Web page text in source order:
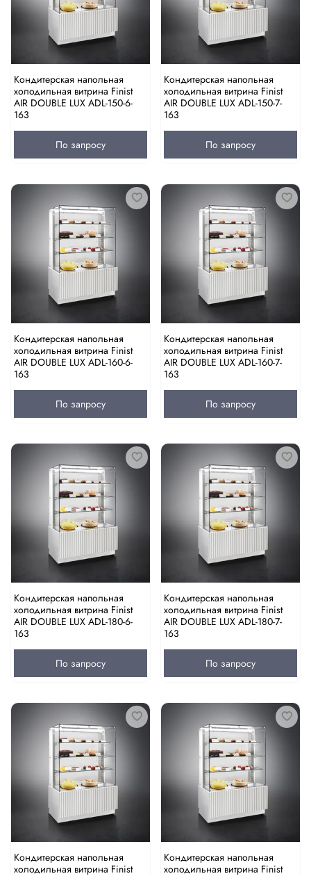
Кондитерская напольная
холодильная витрина Finist
AIR DOUBLE LUX ADL-150-6-
163
По запросу
Кондитерская напольная
холодильная витрина Finist
AIR DOUBLE LUX ADL-150-7-
163
По запросу
Кондитерская напольная
холодильная витрина Finist
AIR DOUBLE LUX ADL-160-6-
163
По запросу
Кондитерская напольная
холодильная витрина Finist
AIR DOUBLE LUX ADL-160-7-
163
По запросу
Кондитерская напольная
холодильная витрина Finist
AIR DOUBLE LUX ADL-180-6-
163
По запросу
Кондитерская напольная
холодильная витрина Finist
AIR DOUBLE LUX ADL-180-7-
163
По запросу
Кондитерская напольная
холодильная витрина Finist
Кондитерская напольная
холодильная витрина Finist